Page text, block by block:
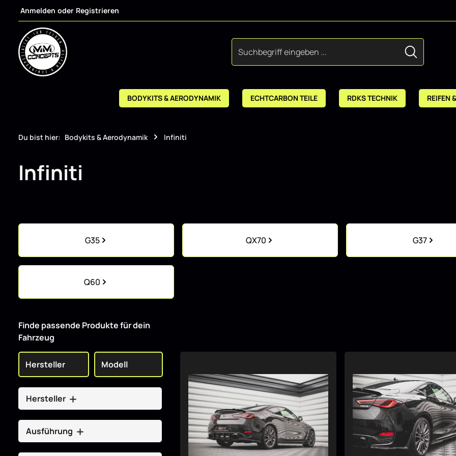
Hauptinhalt springen
Zur Suche springen
Zur Hauptnavigation springen
Anmelden oder Registrieren
BODYKITS & AERODYNAMIK ECHTCARBON TEILE RDKS TECHNIK REIFEN
Du bist hier: Bodykits & Aerodynamik Infiniti
Infiniti
Kategoriegalerie überspringen
G35
QX70 G37
Q60
Finde passende Produkte für dein
Fahrzeug
Hersteller
Ausführung